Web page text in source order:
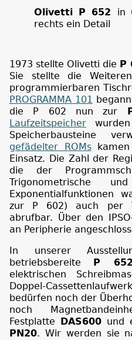
Olivetti P 652 in
rechts ein Detail
1973 stellte Olivetti die P
Sie stellte die
programmierbaren
PROGRAMMA 101
die P 602 nun zur
Laufzeitspeicher
Speicherbausteine
gefädelter ROMskamen
Einsatz. Die Zahl der
die der
Trigonometrische
Exponentialfunktionen
zur P 602) auch per
abrufbar. Über den
an Peripherie
In unserer
betriebsbereite P 652
elektrischen
Doppel-
bedürfen noch der
noch
Festplatte DAS600 und
PN20. Wir werden sie